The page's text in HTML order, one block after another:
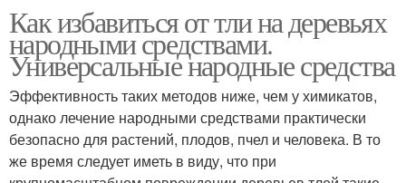
Как избавиться от тли на деревьях
народными средствами.
Универсальные народные средства
Эффективность таких методов ниже, чем у химикатов,
однако лечение народными средствами практически
безопасно для растений, плодов, пчел и человека. В то
же время следует иметь в виду, что при